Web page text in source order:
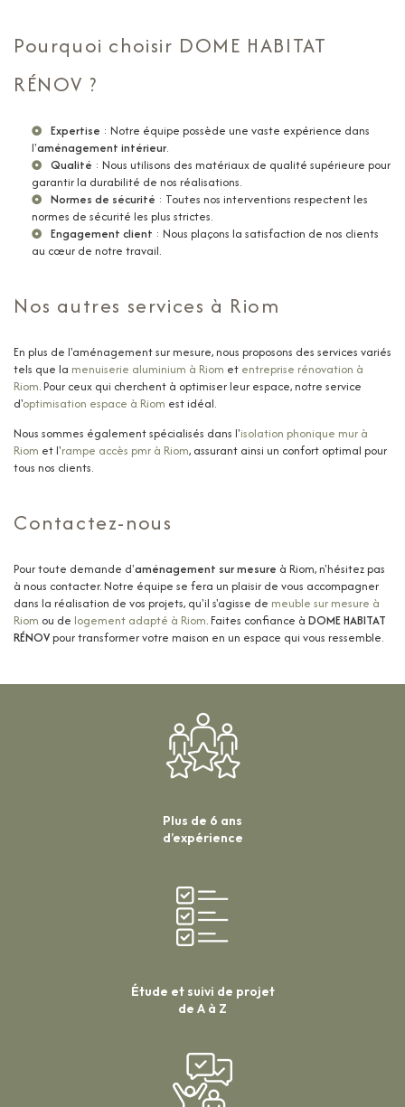
Pourquoi choisir DOME HABITAT
RÉNOV ?
Expertise : Notre équipe possède une vaste expérience dans
l'aménagement intérieur.
Qualité : Nous utilisons des matériaux de qualité supérieure pour
garantir la durabilité de nos réalisations.
Normes de sécurité : Toutes nos interventions respectent les
normes de sécurité les plus strictes.
Engagement client : Nous plaçons la satisfaction de nos clients
au cœur de notre travail.
Nos autres services à Riom
En plus de l'aménagement sur mesure, nous proposons des services variés
tels que la menuiserie aluminium à Riom et entreprise rénovation à
Riom. Pour ceux qui cherchent à optimiser leur espace, notre service
d'optimisation espace à Riom est idéal.
Nous sommes également spécialisés dans l'isolation phonique mur à
Riom et l'rampe accès pmr à Riom, assurant ainsi un confort optimal pour
tous nos clients.
Contactez-nous
Pour toute demande d'aménagement sur mesure à Riom, n'hésitez pas
à nous contacter. Notre équipe se fera un plaisir de vous accompagner
dans la réalisation de vos projets, qu'il s'agisse de meuble sur mesure à
Riom ou de logement adapté à Riom. Faites confiance à DOME HABITAT
RÉNOV pour transformer votre maison en un espace qui vous ressemble.
Plus de 6 ans
d’expérience
Étude et suivi de projet
de A à Z